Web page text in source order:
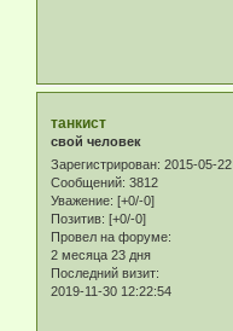
танкист
свой человек
Зарегистрирован: 2015-05-22
Сообщений: 3812
Уважение: [+0/-0]
Позитив: [+0/-0]
Провел на форуме:
2 месяца 23 дня
Последний визит:
2019-11-30 12:22:54